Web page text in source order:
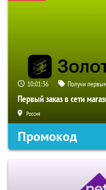
10:01:35 Получи
Первый заказ в сети
Россия
Промокод